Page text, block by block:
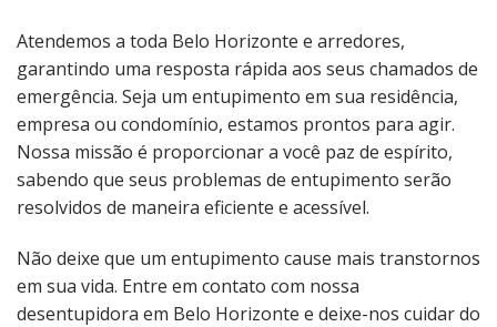
Atendemos a toda Belo Horizonte e arredores,
garantindo uma resposta rápida aos seus chamados de
emergência. Seja um entupimento em sua residência,
empresa ou condomínio, estamos prontos para agir.
Nossa missão é proporcionar a você paz de espírito,
sabendo que seus problemas de entupimento serão
resolvidos de maneira eficiente e acessível.
Não deixe que um entupimento cause mais transtornos
em sua vida. Entre em contato com nossa
desentupidora em Belo Horizonte e deixe-nos cuidar do